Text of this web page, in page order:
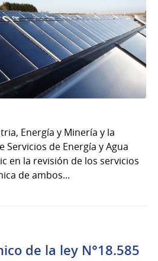
Energía y Minería y la
Servicios de Energía y Agua
en la revisión de los servicios
de ambos...
de la ley N°18.585